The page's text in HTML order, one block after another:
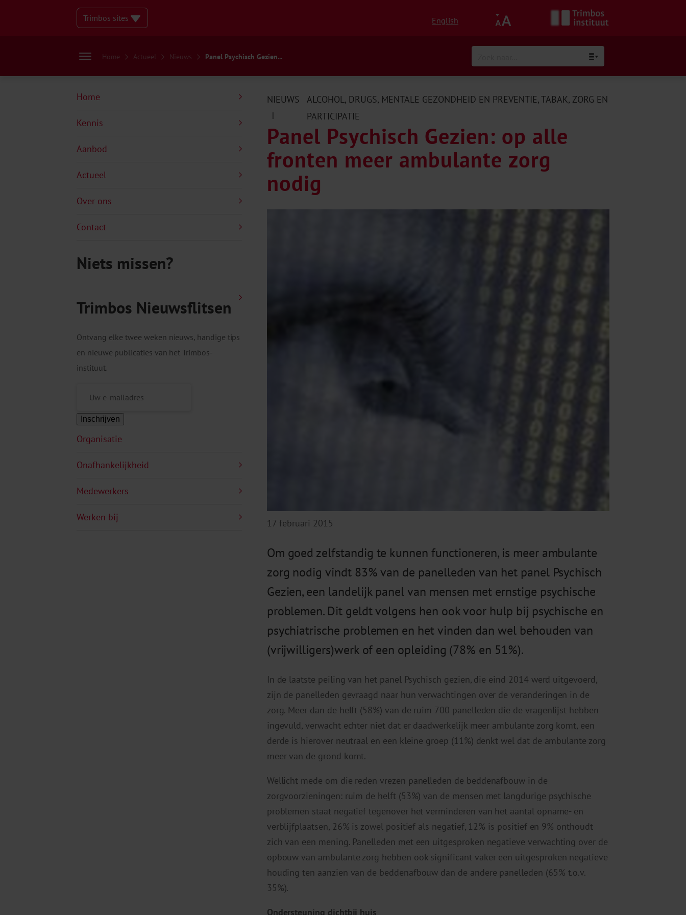
Trimbos sites English
Home Actueel Nieuws Panel Psychisch Gezien...
Home
Kennis
Aanbod
Actueel
Over ons
Contact
Niets missen?
Trimbos Nieuwsflitsen
Ontvang elke twee weken nieuws, handige tips
en nieuwe publicaties van het Trimbos-
instituut.
Inschrijven
Organisatie
Onafhankelijkheid
Medewerkers
Werken bij
NIEUWS
|
ALCOHOL, DRUGS, MENTALE GEZONDHEID EN PREVENTIE,TABAK, ZORG EN
PARTICIPATIE
Panel Psychisch Gezien: op alle
fronten meer ambulante zorg
nodig
17 februari 2015
Om goed zelfstandig te kunnen functioneren, is meer ambulante
zorg nodig vindt 83% van de panelleden van het panel Psychisch
Gezien, een landelijk panel van mensen met ernstige psychische
problemen. Dit geldt volgens hen ook voor hulp bij psychische en
psychiatrische problemen en het vinden dan wel behouden van
(vrijwilligers)werk of een opleiding (78% en 51%).
In de laatste peiling van het panel Psychisch gezien, die eind 2014 werd uitgevoerd,
zijn de panelleden gevraagd naar hun verwachtingen over de veranderingen in de
zorg. Meer dan de helft (58%) van de ruim 700 panelleden die de vragenlijst hebben
ingevuld, verwacht echter niet dat er daadwerkelijk meer ambulante zorg komt, een
derde is hierover neutraal en een kleine groep (11%) denkt wel dat de ambulante zorg
meer van de grond komt.
Wellicht mede om die reden vrezen panelleden de beddenafbouw in de
zorgvoorzieningen: ruim de helft (53%) van de mensen met langdurige psychische
problemen staat negatief tegenover het verminderen van het aantal opname- en
verblijfplaatsen, 26% is zowel positief als negatief, 12% is positief en 9% onthoudt
zich van een mening. Panelleden met een uitgesproken negatieve verwachting over de
opbouw van ambulante zorg hebben ook significant vaker een uitgesproken negatieve
houding ten aanzien van de beddenafbouw dan de andere panelleden (65% t.o.v.
35%).
Ondersteuning dichtbij huis